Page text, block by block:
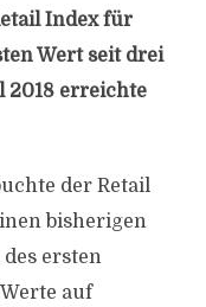
Index für
Wert seit drei
2018 erreichte
der Retail
bisherigen
ersten
auf